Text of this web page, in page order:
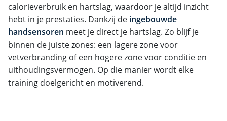
calorieverbruik en hartslag, waardoor je altijd inzicht
hebt in je prestaties. Dankzij de ingebouwde
handsensoren meet je direct je hartslag. Zo blijf je
binnen de juiste zones: een lagere zone voor
vetverbranding of een hogere zone voor conditie en
uithoudingsvermogen. Op die manier wordt elke
training doelgericht en motiverend.